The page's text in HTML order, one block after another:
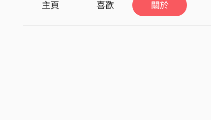
主頁 喜歡 關於